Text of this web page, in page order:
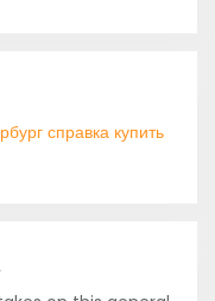
справка купить